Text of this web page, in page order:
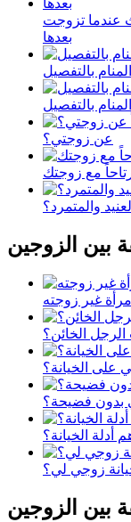
عندما تزوجت
بعدها
بالتفصيل
بالتفصيل
عن زوجتي؟
مع زوجتك
والمتمرد؟
بين الزوجين
الخائن؟
على الخيانة؟
بدون فضيحة؟
الخيانة؟
زوجي لي؟
بين الزوجين